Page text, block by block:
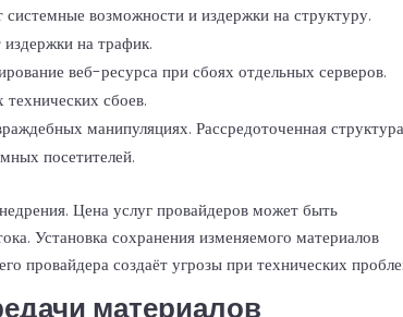
возможности и издержки на структуру.
на трафик.
веб-ресурса при сбоях отдельных серверов.
сбоев.
манипуляциях. Рассредоточенная структура
посетителей.
Цена услуг провайдеров может быть
Установка сохранения изменяемого материалов
провайдера создаёт угрозы при технических
материалов